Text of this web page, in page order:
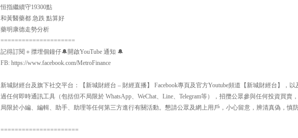
恒指繼續守19300點
和黃醫藥都 急跌 點算好
藥明康德走勢分析
=====================
記得訂閱＋㩒埋個鐘仔🔔開啟YouTube 通知 🔔
FB: https://www.facebook.com/MetroFinance
新城財經台及旗下社交平台：【新城財經台 – 財經直播】 Facebook專頁及官方Youtube頻道【新城財經台】，
過任何即時通訊工具（包括但不局限於 WhatsApp、WeChat、Line、Telegram等），招攬公眾參與任何投資買賣
局限於小編、編輯、助手、助理等任何第三方進行有關活動。懇請公眾及網上用戶，小心留意，辨清真偽，慎防
======================